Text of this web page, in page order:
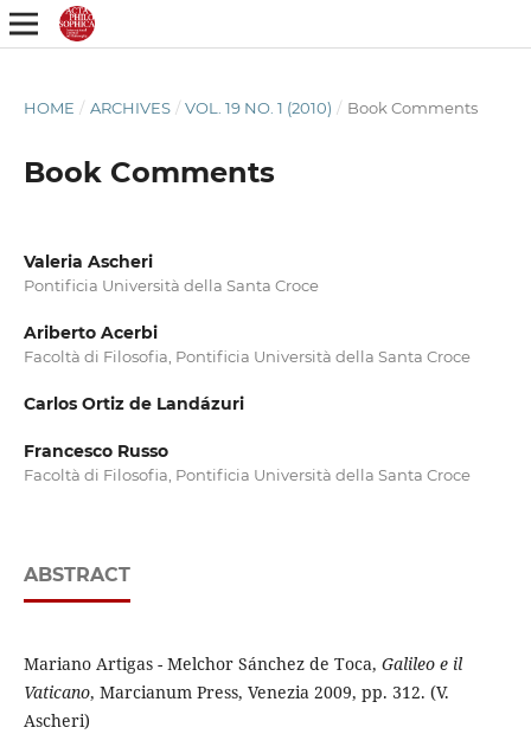
HOME / ARCHIVES / VOL. 19 NO. 1 (2010) / Book Comments
Book Comments
Valeria Ascheri
Pontificia Università della Santa Croce
Ariberto Acerbi
Facoltà di Filosofia, Pontificia Università della Santa Croce
Carlos Ortiz de Landázuri
Francesco Russo
Facoltà di Filosofia, Pontificia Università della Santa Croce
ABSTRACT
Mariano Artigas - Melchor Sánchez de Toca, Galileo e il
Vaticano, Marcianum Press, Venezia 2009, pp. 312. (V.
Ascheri)